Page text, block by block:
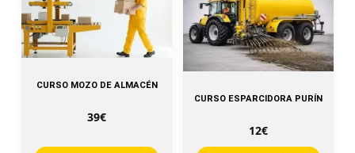
CURSO MOZO DE ALMACÉN
39€
CURSO ESPARCIDORA PURÍN
12€